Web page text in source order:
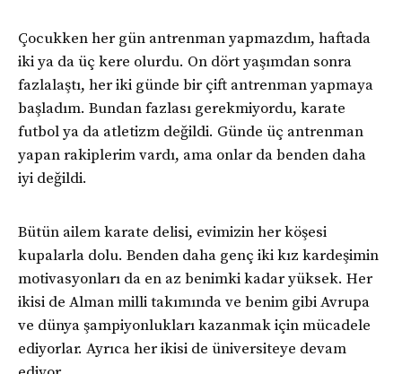
Çocukken her gün antrenman yapmazdım, haftada
iki ya da üç kere olurdu. On dört yaşımdan sonra
fazlalaştı, her iki günde bir çift antrenman yapmaya
başladım. Bundan fazlası gerekmiyordu, karate
futbol ya da atletizm değildi. Günde üç antrenman
yapan rakiplerim vardı, ama onlar da benden daha
iyi değildi.
Bütün ailem karate delisi, evimizin her köşesi
kupalarla dolu. Benden daha genç iki kız kardeşimin
motivasyonları da en az benimki kadar yüksek. Her
ikisi de Alman milli takımında ve benim gibi Avrupa
ve dünya şampiyonlukları kazanmak için mücadele
ediyorlar. Ayrıca her ikisi de üniversiteye devam